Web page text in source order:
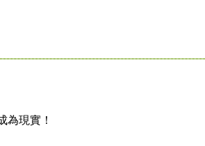
現實！